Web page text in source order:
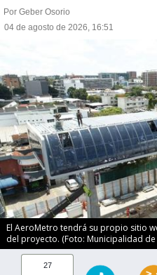
Por Geber Osorio
04 de agosto de 2026, 16:51
El AeroMetro tendrá su propio sitio
del proyecto. (Foto: Municipalidad de
27